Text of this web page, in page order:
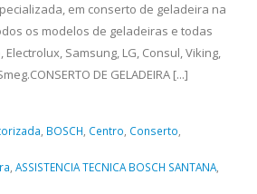
em conserto de geladeira na
os modelos de geladeiras e todas
Samsung, LG, Consul, Viking,
DE GELADEIRA [...]
, BOSCH, Centro, Conserto,
, ASSISTENCIA TECNICA BOSCH SANTANA,